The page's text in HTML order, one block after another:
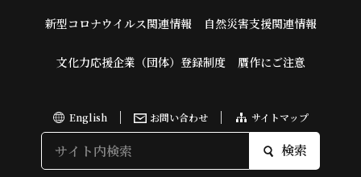
新型コロナウイルス関連情報 自然災害支援関連情報
文化力応援企業（団体）登録制度 贋作にご注意
English お問い合わせ サイトマップ
検索